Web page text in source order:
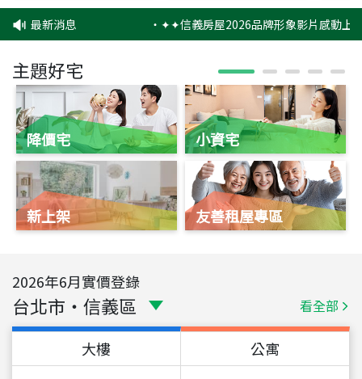
最新消息 ‧✦✦信義房屋2026品牌形象影片感動上
主題好宅
降價宅
新上架
小資宅
友善租屋專區
2026年6月實價登錄
台北市 ・ 信義區 看全部
大樓 公寓